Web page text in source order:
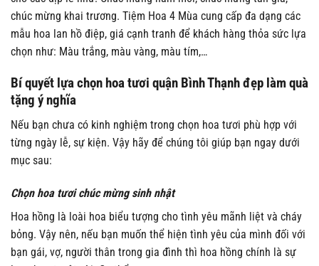
chúc mừng khai trương. Tiệm Hoa 4 Mùa cung cấp đa dạng các
mẫu hoa lan hồ điệp, giá cạnh tranh để khách hàng thỏa sức lựa
chọn như: Màu trắng, màu vàng, màu tím,…
Bí quyết lựa chọn hoa tươi quận Bình Thạnh đẹp làm quà
tặng ý nghĩa
Nếu bạn chưa có kinh nghiệm trong chọn hoa tươi phù hợp với
từng ngày lễ, sự kiện. Vậy hãy để chúng tôi giúp bạn ngay dưới
mục sau:
Chọn hoa tươi chúc mừng sinh nhật
Hoa hồng là loài hoa biểu tượng cho tình yêu mãnh liệt và cháy
bỏng. Vậy nên, nếu bạn muốn thể hiện tình yêu của mình đối với
bạn gái, vợ, người thân trong gia đình thì hoa hồng chính là sự